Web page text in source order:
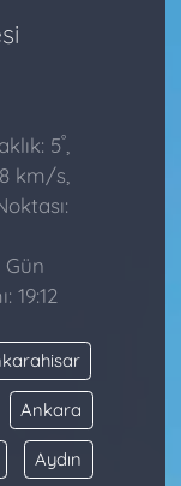
5°,
km/s,
Gün
19:12
Ankara
Aydın